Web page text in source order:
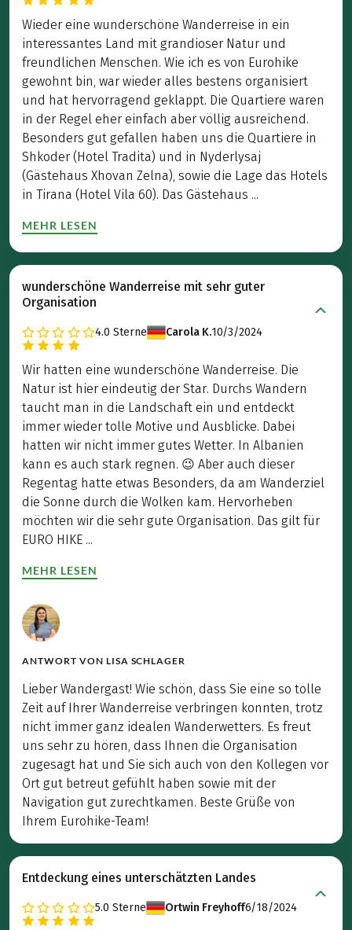
Wieder eine wunderschöne Wanderreise in ein
interessantes Land mit grandioser Natur und
freundlichen Menschen. Wie ich es von Eurohike
gewohnt bin, war wieder alles bestens organisiert
und hat hervorragend geklappt. Die Quartiere waren
in der Regel eher einfach aber völlig ausreichend.
Besonders gut gefallen haben uns die Quartiere in
Shkoder (Hotel Tradita) und in Nyderlysaj
(Gästehaus Xhovan Zelna), sowie die Lage das Hotels
in Tirana (Hotel Vila 60). Das Gästehaus ...
MEHR LESEN
wunderschöne Wanderreise mit sehr guter
Organisation
4.0 Sterne Carola K.10/3/2024
Wir hatten eine wunderschöne Wanderreise. Die
Natur ist hier eindeutig der Star. Durchs Wandern
taucht man in die Landschaft ein und entdeckt
immer wieder tolle Motive und Ausblicke. Dabei
hatten wir nicht immer gutes Wetter. In Albanien
kann es auch stark regnen. 😉 Aber auch dieser
Regentag hatte etwas Besonders, da am Wanderziel
die Sonne durch die Wolken kam. Hervorheben
möchten wir die sehr gute Organisation. Das gilt für
EURO HIKE ...
MEHR LESEN
ANTWORT VON LISA SCHLAGER
Lieber Wandergast! Wie schön, dass Sie eine so tolle
Zeit auf Ihrer Wanderreise verbringen konnten, trotz
nicht immer ganz idealen Wanderwetters. Es freut
uns sehr zu hören, dass Ihnen die Organisation
zugesagt hat und Sie sich auch von den Kollegen vor
Ort gut betreut gefühlt haben sowie mit der
Navigation gut zurechtkamen. Beste Grüße von
Ihrem Eurohike-Team!
Entdeckung eines unterschätzten Landes
5.0 Sterne Ortwin Freyhoff6/18/2024